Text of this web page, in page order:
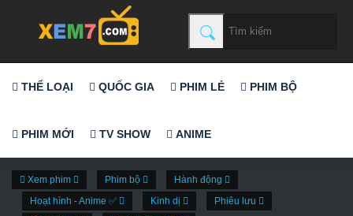
THỂ LOẠI QUỐC GIA PHIM LẺ PHIM BỘ
PHIM MỚI TV SHOW ANIME
Xem phim Phim bộ
Hành động
Hoạt hình - Anime ✅
Kinh dị
Phiêu lưu